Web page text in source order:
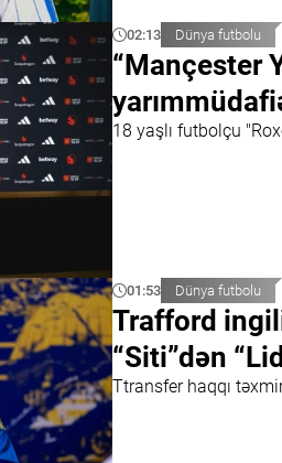
02:13 Dünya futbolu
“Mançester
18 yaşlı futbolçu
01:53 Dünya futbolu
Trafford
“Siti”dən
Ttransfer haqqı